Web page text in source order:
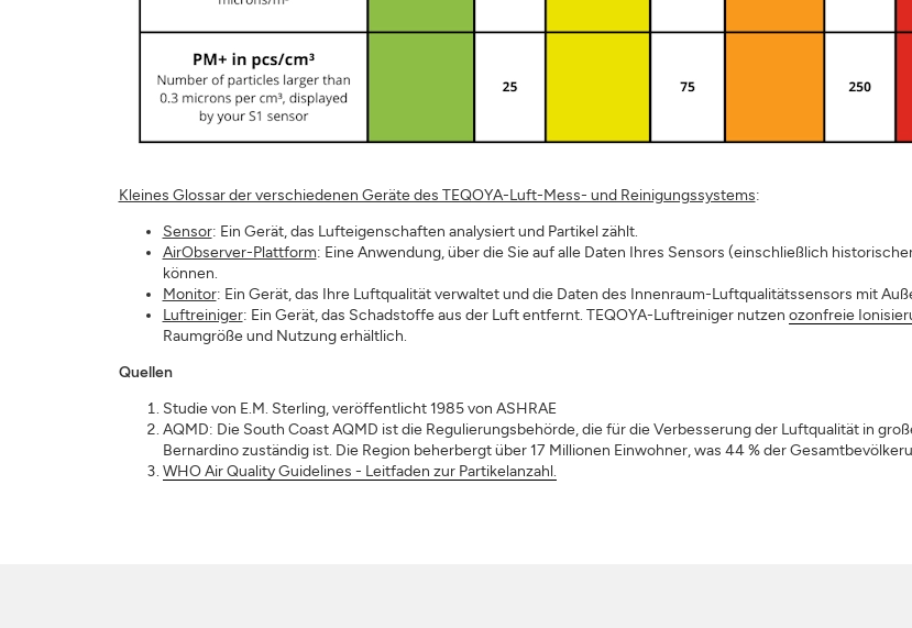
Kleines Glossar der verschiedenen Geräte des TEQOYA-Luft-Mess- und Reinigungssystems:
Sensor: Ein Gerät, das Lufteigenschaften analysiert und Partikel zählt.
AirObserver-Plattform: Eine Anwendung, über die Sie auf alle Daten Ihres Sensors (einschließlich
können.
Monitor: Ein Gerät, das Ihre Luftqualität verwaltet und die Daten des Innenraum-Luftqualitätssensors mit
Luftreiniger: Ein Gerät, das Schadstoffe aus der Luft entfernt. TEQOYA-Luftreiniger nutzen ozonfreie
Raumgröße und Nutzung erhältlich.
Quellen
Studie von E.M. Sterling, veröffentlicht 1985 von ASHRAE
AQMD: Die South Coast AQMD ist die Regulierungsbehörde, die für die Verbesserung der Luftqualität in
Bernardino zuständig ist. Die Region beherbergt über 17 Millionen Einwohner, was 44 % der
WHO Air Quality Guidelines - Leitfaden zur Partikelanzahl.